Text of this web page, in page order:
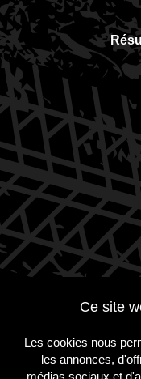
Ce site
Les cookies nous
les annonces,
Inscrivez-